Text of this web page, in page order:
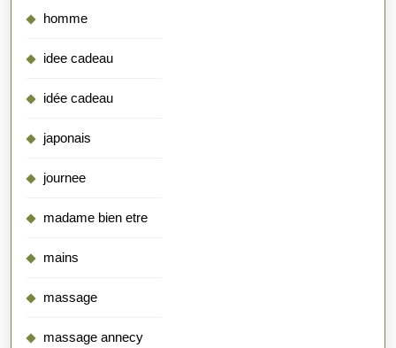
homme
idee cadeau
idée cadeau
japonais
journee
madame bien etre
mains
massage
massage annecy